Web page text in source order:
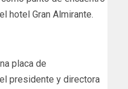
hotel Gran Almirante.
placa de
presidente y directora